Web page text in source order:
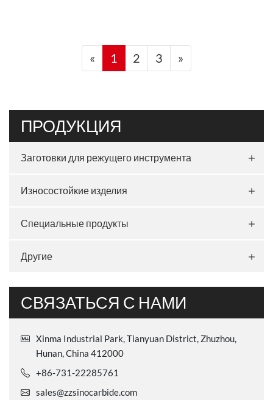
« 1 2 3 »
ПРОДУКЦИЯ
Заготовки для режущего инструмента
Износостойкие изделия
Специальные продукты
Другие
СВЯЗАТЬСЯ С НАМИ
Xinma Industrial Park, Tianyuan District, Zhuzhou,
Hunan, China 412000
+86-731-22285761
sales@zzsinocarbide.com